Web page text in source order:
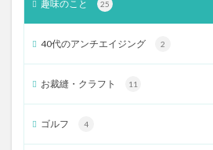
趣味のこと 25
40代のアンチエイジング 2
お裁縫・クラフト 11
ゴルフ 4